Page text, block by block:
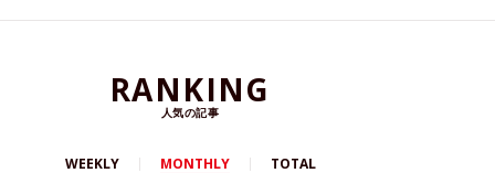
RANKING
人気の記事
WEEKLY MONTHLY TOTAL